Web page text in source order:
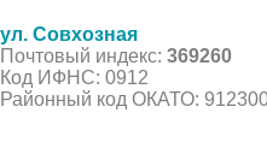
ул. Совхозная
Почтовый индекс: 369260
Код ИФНС: 0912
Районный код ОКАТО: